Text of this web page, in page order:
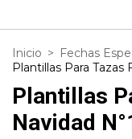
Inicio > Fechas
Plantillas Para Tazas
Plantillas
Navidad